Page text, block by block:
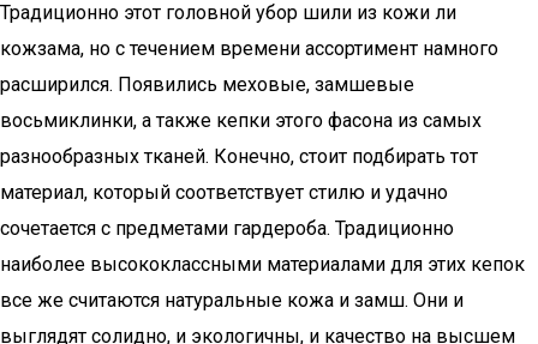
Традиционно этот головной убор шили из кожи ли
кожзама, но с течением времени ассортимент намного
расширился. Появились меховые, замшевые
восьмиклинки, а также кепки этого фасона из самых
разнообразных тканей. Конечно, стоит подбирать тот
материал, который соответствует стилю и удачно
сочетается с предметами гардероба. Традиционно
наиболее высококлассными материалами для этих кепок
все же считаются натуральные кожа и замш. Они и
выглядят солидно, и экологичны, и качество на высшем